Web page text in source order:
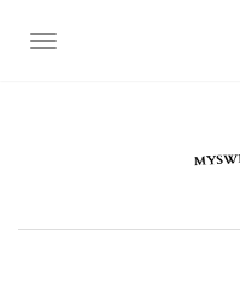
TOGGLE NAVIGATION